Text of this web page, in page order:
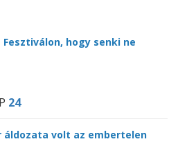
hogy senki ne
24
áldozata volt az embertelen